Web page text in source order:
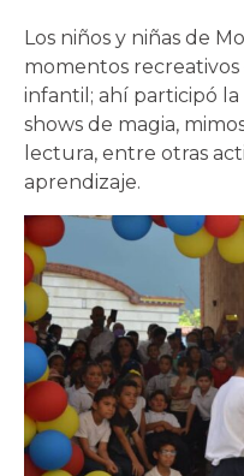
Los niños y niñas de
momentos recreativos
infantil; ahí participó
shows de magia,
lectura, entre otras
aprendizaje.